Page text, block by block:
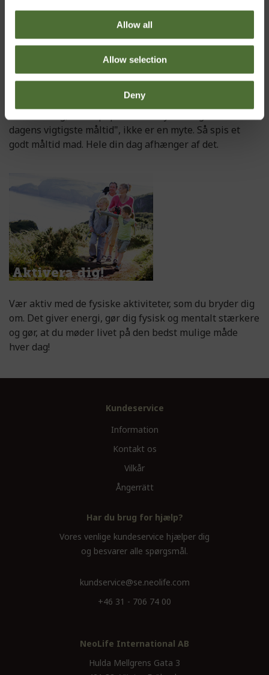
Allow all
Allow selection
Deny
dagens vigtigste måltid", ikke er en myte. Så spis et
godt måltid mad. Hele din dag afhænger af det.
Vær aktiv med de fysiske aktiviteter, som du bryder dig
om. Det giver energi, gør dig fysisk og mentalt stærkere
og gør, at du møder livet på den bedst mulige måde
hver dag!
Kundeservice
Information
Kontakt os
Vilkår
Ångerrätt
Har du brug for hjælp?
Vores venlige kundeservice hjælper dig
og besvarer alle spørgsmål.
kundservice@se.neolife.com
+46 31 - 706 74 00
NeoLife International AB
Hulda Mellgrens Gata 3